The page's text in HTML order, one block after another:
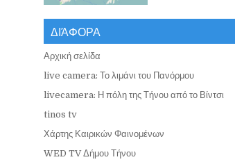
ΔΙΆΦΟΡΑ
Αρχική σελίδα
live camera: Το λιμάνι του Πανόρμου
livecamera: Η πόλη της Τήνου από το Βίντσι
tinos tv
Χάρτης Καιρικών Φαινομένων
WED TV Δήμου Τήνου